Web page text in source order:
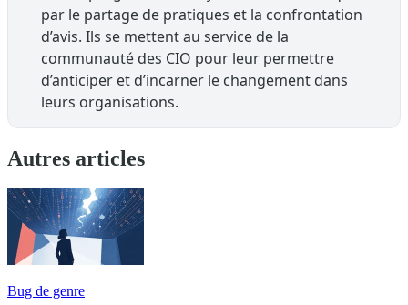
par le partage de pratiques et la confrontation
d’avis. Ils se mettent au service de la
communauté des CIO pour leur permettre
d’anticiper et d’incarner le changement dans
leurs organisations.
Autres articles
Bug de genre